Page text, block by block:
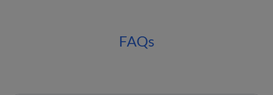
FAQs